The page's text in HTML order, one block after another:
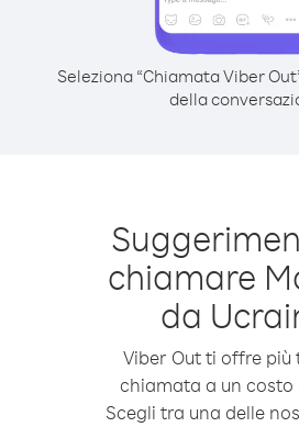
Seleziona “Chiamata Viber
della
chiamare
da
Viber Out ti offre più
chiamata a un costo
Scegli tra una delle